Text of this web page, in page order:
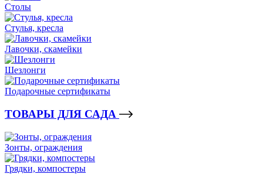
Столы
Стулья, кресла
Лавочки, скамейки
Шезлонги
Подарочные сертификаты
ТОВАРЫ ДЛЯ САДА
Зонты, ограждения
Грядки, компостеры